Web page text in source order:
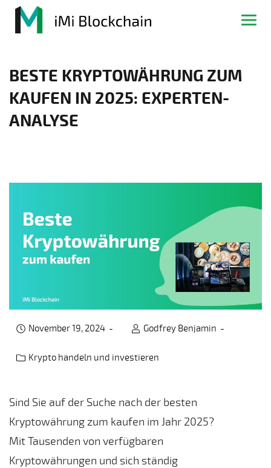
BESTE KRYPTOWÄHRUNG ZUM
KAUFEN IN 2025: EXPERTEN-
ANALYSE
Godfrey Benjamin
November 19, 2024
Post category:
Krypto handeln und investieren
Sind Sie auf der Suche nach der besten
Kryptowährung zum kaufen im Jahr 2025?
Mit Tausenden von verfügbaren
Kryptowährungen und sich ständig